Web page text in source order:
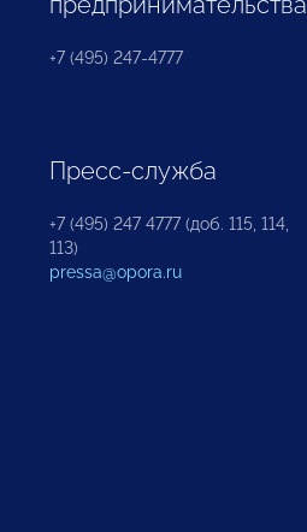
+7 (495) 247-4777
Пресс-служба
+7 (495) 247 4777 (доб. 115, 114,
113)
pressa@opora.ru